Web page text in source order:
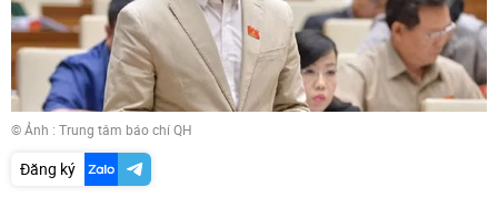
© Ảnh : Trung tâm báo chí QH
Đăng ký